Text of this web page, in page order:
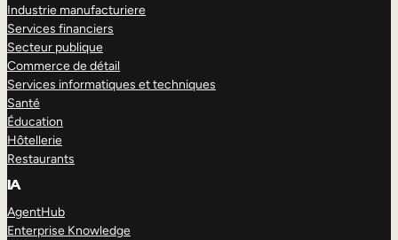
Industrie manufacturiere
Services financiers
Secteur publique
Commerce de détail
Services informatiques et techniques
Santé
Éducation
Hôtellerie
Restaurants
IA
AgentHub
Enterprise Knowledge